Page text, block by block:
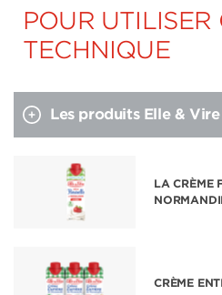
POUR UTILISER
TECHNIQUE
Les produits Elle &
LA CRÈME
CRÈME